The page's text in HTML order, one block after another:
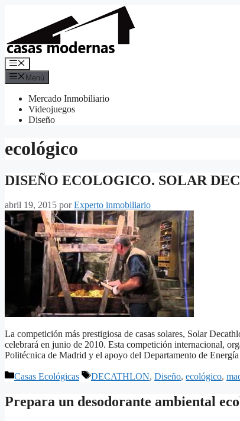
contenido
Menú
Menú
Mercado Inmobiliario
Videojuegos
Diseño
ecológico
DISEÑO ECOLOGICO. SOLAR
abril 19, 2015 porExperto inmobiliario
La competición más prestigiosa de casas solares, Solar
celebrará en junio de 2010. Esta competición internacional,
Politécnica de Madrid y el apoyo del Departamento de
Categorías
Casas Ecológicas Etiquetas
DECATHLON, Diseño, ecológico,
Prepara un desodorante ambiental